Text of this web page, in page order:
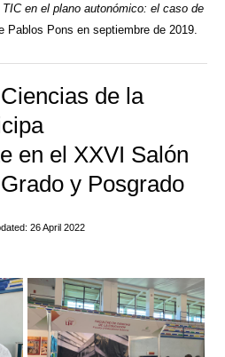
en el plano autonómico: el caso de
Pablos Pons en septiembre de 2019.
de la
en el XXVI Salón
y Posgrado​
26 April 2022